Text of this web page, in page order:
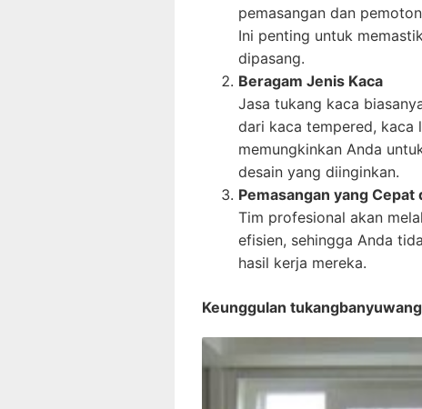
pemasangan dan
Ini penting untuk
dipasang.
Beragam Jenis Kaca
Jasa tukang kaca
dari kaca tempered, kaca
memungkinkan Anda
desain yang diinginkan.
Pemasangan yang Cepat
Tim profesional akan
efisien, sehingga Anda
hasil kerja mereka.
Keunggulan